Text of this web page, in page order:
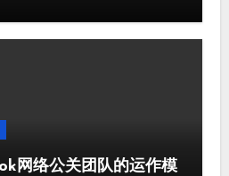
网络公关团队的运作模